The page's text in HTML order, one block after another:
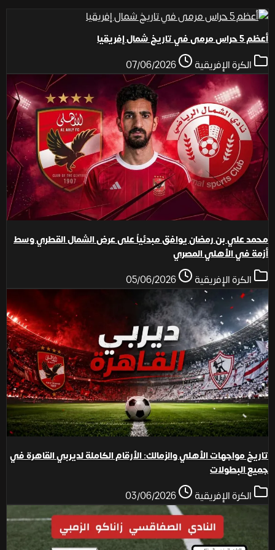
أعظم 5 حراس مرمى في تاريخ شمال إفريقيا
الكرة الإفريقية
محمد علي بن رمضان يوافق مبدئياً على عرض الشمال القطري وسط
أزمة في الأهلي المصري
الكرة الإفريقية
تاريخ مواجهات الأهلي والزمالك: الأرقام الكاملة لديربي القاهرة في
جميع البطولات
الكرة الإفريقية